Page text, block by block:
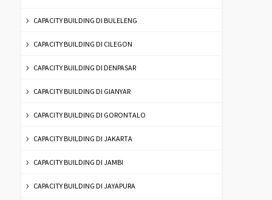
CAPACITY BUILDING DI BULELENG
CAPACITY BUILDING DI CILEGON
CAPACITY BUILDING DI DENPASAR
CAPACITY BUILDING DI GIANYAR
CAPACITY BUILDING DI GORONTALO
CAPACITY BUILDING DI JAKARTA
CAPACITY BUILDING DI JAMBI
CAPACITY BUILDING DI JAYAPURA